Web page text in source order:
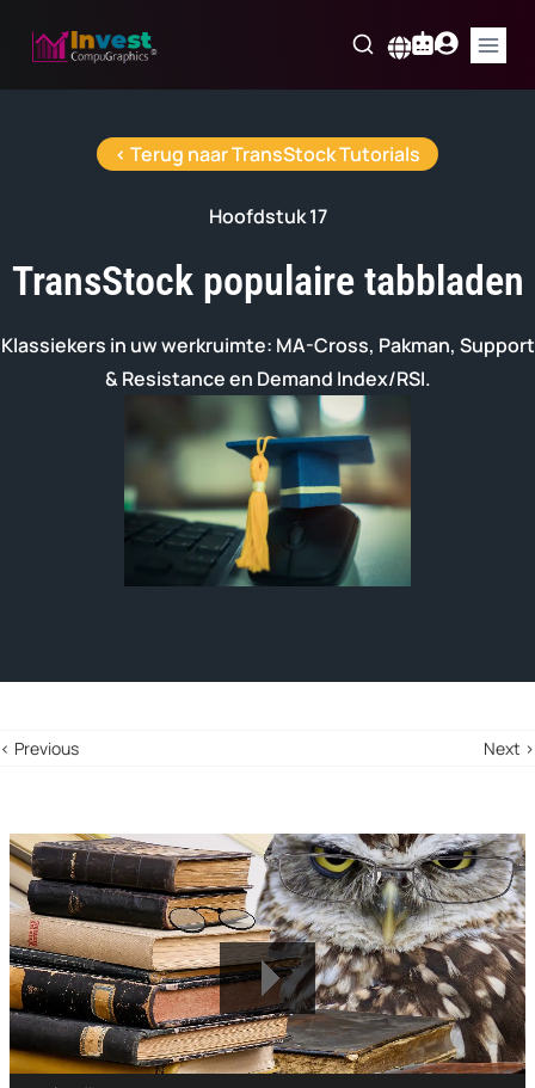
< Terug naar TransStock Tutorials
Hoofdstuk 17
TransStock populaire tabbladen
Klassiekers in uw werkruimte: MA-Cross, Pakman, Support
& Resistance en Demand Index/RSI.
‹ Previous Next ›